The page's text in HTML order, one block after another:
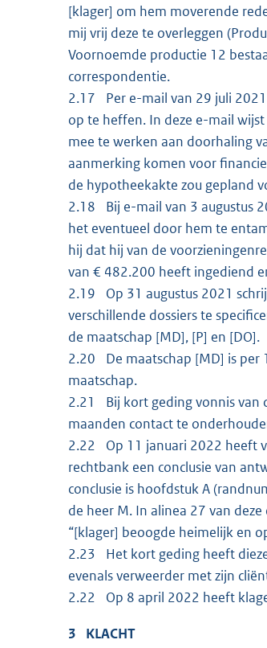
[klager] om hem moverende
mij vrij deze te overleggen
Voornoemde productie 12
correspondentie.
2.17 Per e-mail van 29 juli
op te heffen. In deze e-mail
mee te werken aan doorhaling
aanmerking komen voor
de hypotheekakte zou gepland
2.18 Bij e-mail van 3 augustus
het eventueel door hem te
hij dat hij van de
van € 482.200 heeft ingediend
2.19 Op 31 augustus 2021
verschillende dossiers te
de maatschap [MD], [P] en [DO].
2.20 De maatschap [MD] is per
maatschap.
2.21 Bij kort geding vonnis van
maanden contact te
2.22 Op 11 januari 2022 heeft
rechtbank een conclusie van
conclusie is hoofdstuk A
de heer M. In alinea 27 van
“[klager] beoogde heimelijk en
2.23 Het kort geding heeft
evenals verweerder met zijn
2.22 Op 8 april 2022 heeft
3 KLACHT